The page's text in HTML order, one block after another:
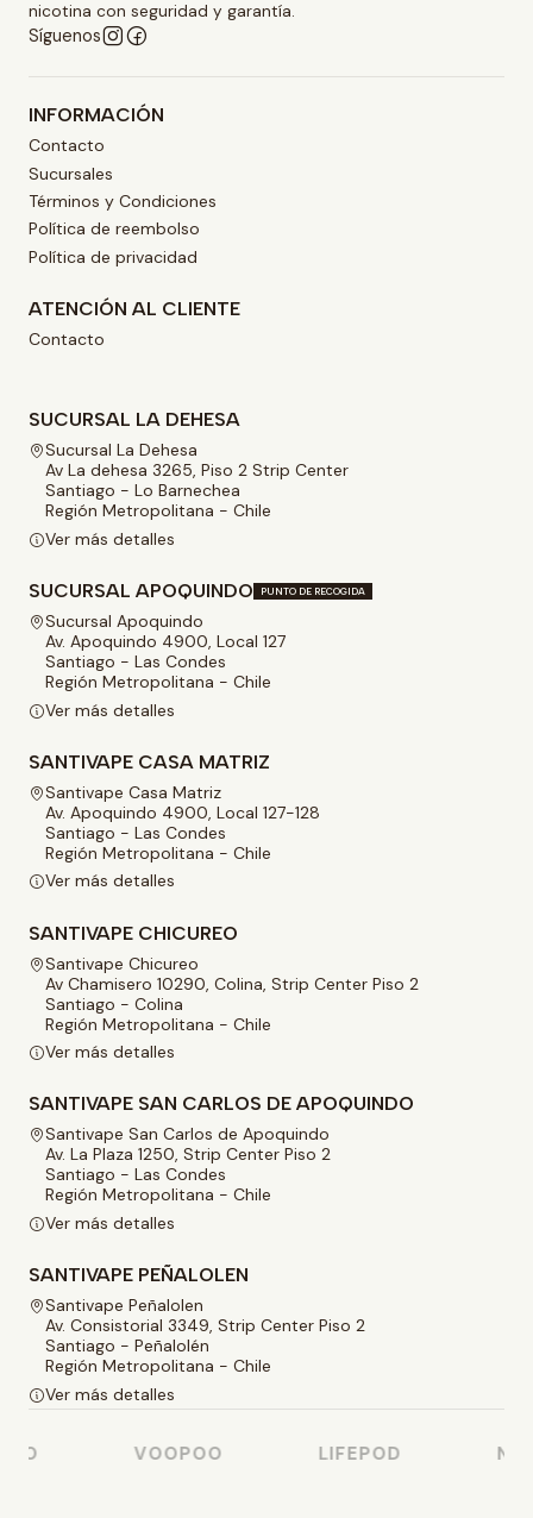
nicotina con seguridad y garantía.
Síguenos
INFORMACIÓN
Contacto
Sucursales
Términos y Condiciones
Política de reembolso
Política de privacidad
ATENCIÓN AL CLIENTE
Contacto
SUCURSAL LA DEHESA
Sucursal La Dehesa
Av La dehesa 3265, Piso 2 Strip Center
Santiago - Lo Barnechea
Región Metropolitana - Chile
Ver más detalles
SUCURSAL APOQUINDO PUNTO DE RECOGIDA
Sucursal Apoquindo
Av. Apoquindo 4900, Local 127
Santiago - Las Condes
Región Metropolitana - Chile
Ver más detalles
SANTIVAPE CASA MATRIZ
Santivape Casa Matriz
Av. Apoquindo 4900, Local 127-128
Santiago - Las Condes
Región Metropolitana - Chile
Ver más detalles
SANTIVAPE CHICUREO
Santivape Chicureo
Av Chamisero 10290, Colina, Strip Center Piso 2
Santiago - Colina
Región Metropolitana - Chile
Ver más detalles
SANTIVAPE SAN CARLOS DE APOQUINDO
Santivape San Carlos de Apoquindo
Av. La Plaza 1250, Strip Center Piso 2
Santiago - Las Condes
Región Metropolitana - Chile
Ver más detalles
SANTIVAPE PEÑALOLEN
Santivape Peñalolen
Av. Consistorial 3349, Strip Center Piso 2
Santiago - Peñalolén
Región Metropolitana - Chile
Ver más detalles
VOOPOO LIFEPOD